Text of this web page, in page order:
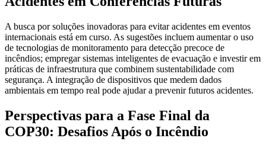
A busca por soluções inovadoras para evitar acidentes em eventos
internacionais está em curso. As sugestões incluem aumentar o uso
de tecnologias de monitoramento para detecção precoce de
incêndios; empregar sistemas inteligentes de evacuação e investir em
práticas de infraestrutura que combinem sustentabilidade com
segurança. A integração de dispositivos que medem dados
ambientais em tempo real pode ajudar a prevenir futuros acidentes.
Perspectivas para a Fase Final da
COP30: Desafios Após o Incêndio